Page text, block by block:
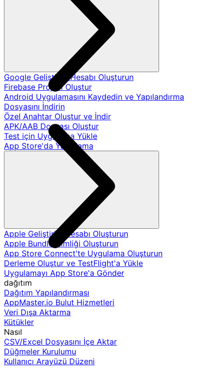
Google Geliştirici Hesabı Oluşturun
Firebase Projesi Oluştur
Android Uygulamasını Kaydedin ve Yapılandırma
Dosyasını İndirin
Özel Anahtar Oluştur ve İndir
APK/AAB Dosyası Oluştur
Test için Uygulama Yükle
App Store'da Yayınlama
Apple Geliştirici Hesabı Oluşturun
Apple Bundle Kimliği Oluşturun
App Store Connect'te Uygulama Oluşturun
Derleme Oluştur ve TestFlight'a Yükle
Uygulamayı App Store'a Gönder
dağıtım
Dağıtım Yapılandırması
AppMaster.io Bulut Hizmetleri
Veri Dışa Aktarma
Kütükler
Nasıl
CSV/Excel Dosyasını İçe Aktar
Düğmeler Kurulumu
Kullanıcı Arayüzü Düzeni